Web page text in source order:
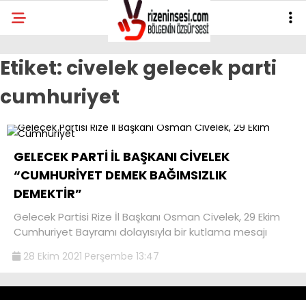
Etiket: civelek gelecek parti
cumhuriyet
GELECEK PARTİ İL BAŞKANI CİVELEK
“CUMHURİYET DEMEK BAĞIMSIZLIK
DEMEKTİR”
Gelecek Partisi Rize İl Başkanı Osman Civelek, 29 Ekim
Cumhuriyet Bayramı dolayısıyla bir kutlama mesajı
28 Ekim 2021 Perşembe 13:47